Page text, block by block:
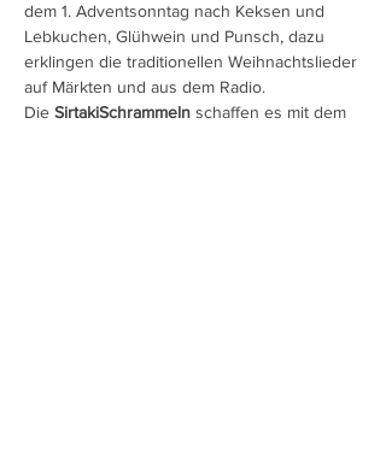
dem 1. Adventsonntag nach Keksen und
Lebkuchen, Glühwein und Punsch, dazu
erklingen die traditionellen Weihnachtslieder
auf Märkten und aus dem Radio.
Die SirtakiSchrammeln schaffen es mit dem